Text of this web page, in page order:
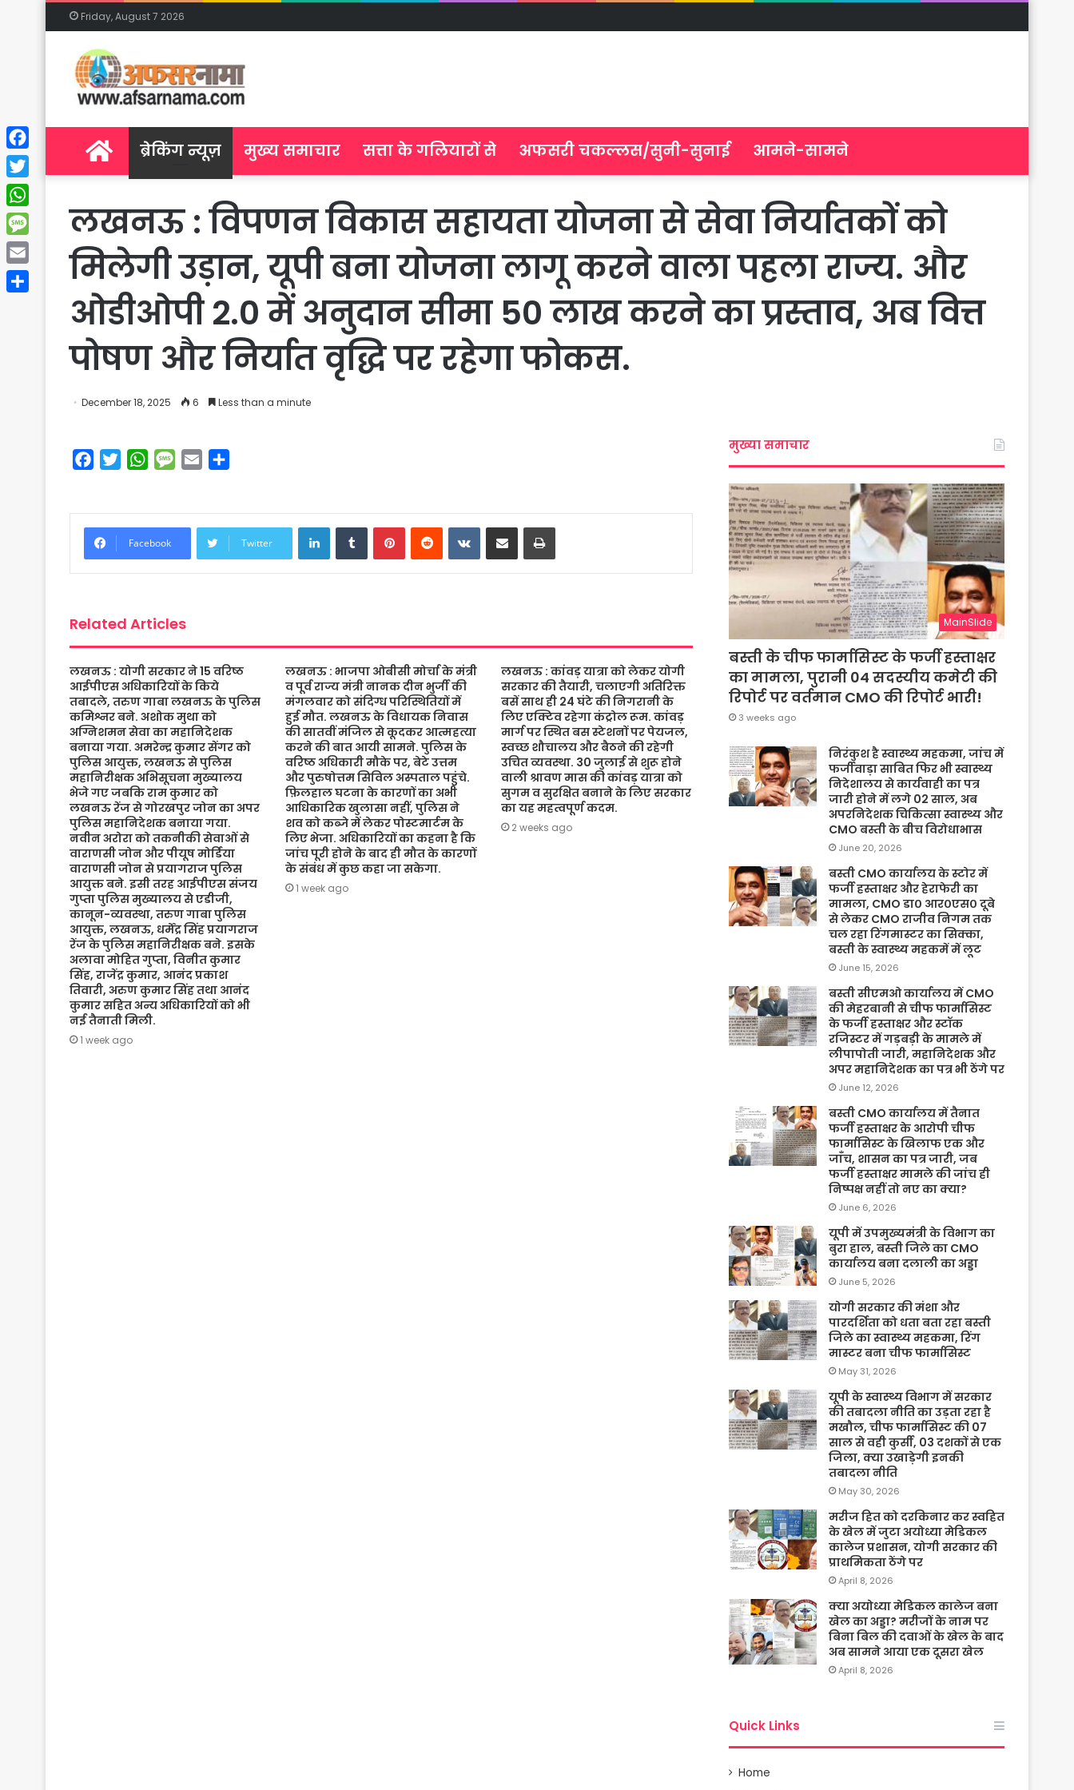
Friday, August 7 2026
Homeब्रेकिंग न्यूज़ मुख्य समाचार सत्ता के गलियारों से अफसरी चकल्लस/सुनी-सुनाई आमने-सामने
लखनऊ : विपणन विकास सहायता योजना से सेवा निर्यातकों को
मिलेगी उड़ान, यूपी बना योजना लागू करने वाला पहला राज्य. और
ओडीओपी 2.0 में अनुदान सीमा 50 लाख करने का प्रस्ताव, अब वित्त
पोषण और निर्यात वृद्धि पर रहेगा फोकस.
December 18, 2025 6 Less than a minute
b
o
e
W
s
A
M
g
Facebook Twitter
LinkedInTumblrPinterestReddit VKontakte
Share via Email Print
Related Articles
लखनऊ : योगी सरकार ने 15 वरिष्ठ
आईपीएस अधिकारियों के किये
तबादले, तरुण गाबा लखनऊ के पुलिस
कमिश्नर बने. अशोक मुथा को
अग्निशमन सेवा का महानिदेशक
बनाया गया. अमरेन्द्र कुमार सेंगर को
पुलिस आयुक्त, लखनऊ से पुलिस
महानिरीक्षक अभिसूचना मुख्यालय
भेजे गए जबकि राम कुमार को
लखनऊ रेंज से गोरखपुर जोन का अपर
पुलिस महानिदेशक बनाया गया.
नवीन अरोरा को तकनीकी सेवाओं से
वाराणसी जोन और पीयूष मोर्डिया
वाराणसी जोन से प्रयागराज पुलिस
आयुक्त बने. इसी तरह आईपीएस संजय
गुप्ता पुलिस मुख्यालय से एडीजी,
कानून-व्यवस्था, तरुण गाबा पुलिस
आयुक्त, लखनऊ, धर्मेंद्र सिंह प्रयागराज
रेंज के पुलिस महानिरीक्षक बने. इसके
अलावा मोहित गुप्ता, विनीत कुमार
सिंह, राजेंद्र कुमार, आनंद प्रकाश
तिवारी, अरुण कुमार सिंह तथा आनंद
कुमार सहित अन्य अधिकारियों को भी
नई तैनाती मिली.
1 week ago
लखनऊ : भाजपा ओबीसी मोर्चा के मंत्री
व पूर्व राज्य मंत्री नानक दीन भुर्जी की
मंगलवार को संदिग्ध परिस्थितियों में
हुई मौत. लखनऊ के विधायक निवास
की सातवीं मंजिल से कूदकर आत्महत्या
करने की बात आयी सामने. पुलिस के
वरिष्ठ अधिकारी मौके पर, बेटे उत्तम
और पुरुषोत्तम सिविल अस्पताल पहुंचे.
फ़िलहाल घटना के कारणों का अभी
आधिकारिक खुलासा नहीं, पुलिस ने
शव को कब्जे में लेकर पोस्टमार्टम के
लिए भेजा. अधिकारियों का कहना है कि
जांच पूरी होने के बाद ही मौत के कारणों
के संबंध में कुछ कहा जा सकेगा.
1 week ago
लखनऊ : कांवड़ यात्रा को लेकर योगी
सरकार की तैयारी, चलाएगी अतिरिक्त
बसें साथ ही 24 घंटे की निगरानी के
लिए एक्टिव रहेगा कंट्रोल रूम. कांवड़
मार्ग पर स्थित बस स्टेशनों पर पेयजल,
स्वच्छ शौचालय और बैठने की रहेगी
उचित व्यवस्था. 30 जुलाई से शुरू होने
वाली श्रावण मास की कांवड़ यात्रा को
सुगम व सुरक्षित बनाने के लिए सरकार
का यह महत्वपूर्ण कदम.
2 weeks ago
मुख्या समाचार
MainSlide
बस्ती के चीफ फार्मासिस्ट के फर्जी हस्ताक्षर
का मामला, पुरानी 04 सदस्यीय कमेटी की
रिपोर्ट पर वर्तमान CMO की रिपोर्ट भारी!
3 weeks ago
निरंकुश है स्वास्थ्य महकमा, जांच में
फर्जीवाड़ा साबित फिर भी स्वास्थ्य
निदेशालय से कार्यवाही का पत्र
जारी होने में लगे 02 साल, अब
अपरनिदेशक चिकित्सा स्वास्थ्य और
CMO बस्ती के बीच विरोधाभास
June 20, 2026
बस्ती CMO कार्यालय के स्टोर में
फर्जी हस्ताक्षर और हेराफेरी का
मामला, CMO डा० आर०एस० दूबे
से लेकर CMO राजीव निगम तक
चल रहा रिंगमास्टर का सिक्का,
बस्ती के स्वास्थ्य महकमें में लूट
June 15, 2026
बस्ती सीएमओ कार्यालय में CMO
की मेहरबानी से चीफ फार्मासिस्ट
के फर्जी हस्ताक्षर और स्टॉक
रजिस्टर में गड़बड़ी के मामले में
लीपापोती जारी, महानिदेशक और
अपर महानिदेशक का पत्र भी ठेंगे पर
June 12, 2026
बस्ती CMO कार्यालय में तैनात
फर्जी हस्ताक्षर के आरोपी चीफ
फार्मासिस्ट के खिलाफ एक और
जाँच, शासन का पत्र जारी, जब
फर्जी हस्ताक्षर मामले की जांच ही
निष्पक्ष नहीं तो नए का क्या?
June 6, 2026
यूपी में उपमुख्यमंत्री के विभाग का
बुरा हाल, बस्ती जिले का CMO
कार्यालय बना दलाली का अड्डा
June 5, 2026
योगी सरकार की मंशा और
पारदर्शिता को धता बता रहा बस्ती
जिले का स्वास्थ्य महकमा, रिंग
मास्टर बना चीफ फार्मासिस्ट
May 31, 2026
यूपी के स्वास्थ्य विभाग में सरकार
की तबादला नीति का उड़ता रहा है
मखौल, चीफ फार्मासिस्ट की 07
साल से वही कुर्सी, 03 दशकों से एक
जिला, क्या उखाड़ेगी इनकी
तबादला नीति
May 30, 2026
मरीज हित को दरकिनार कर स्वहित
के खेल में जुटा अयोध्या मेडिकल
कालेज प्रशासन, योगी सरकार की
प्राथमिकता ठेंगे पर
April 8, 2026
क्या अयोध्या मेडिकल कालेज बना
खेल का अड्डा? मरीजों के नाम पर
बिना बिल की दवाओं के खेल के बाद
अब सामने आया एक दूसरा खेल
April 8, 2026
Quick Links
Home
Facebook
Twitter
WhatsApp
Message
Email